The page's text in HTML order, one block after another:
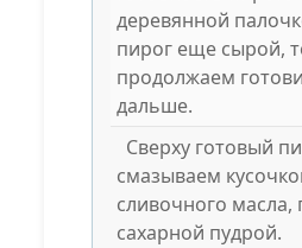
деревянной
пирог еще сырой,
продолжаем
дальше.
Сверху готовый
смазываем
сливочного
сахарной пудрой.